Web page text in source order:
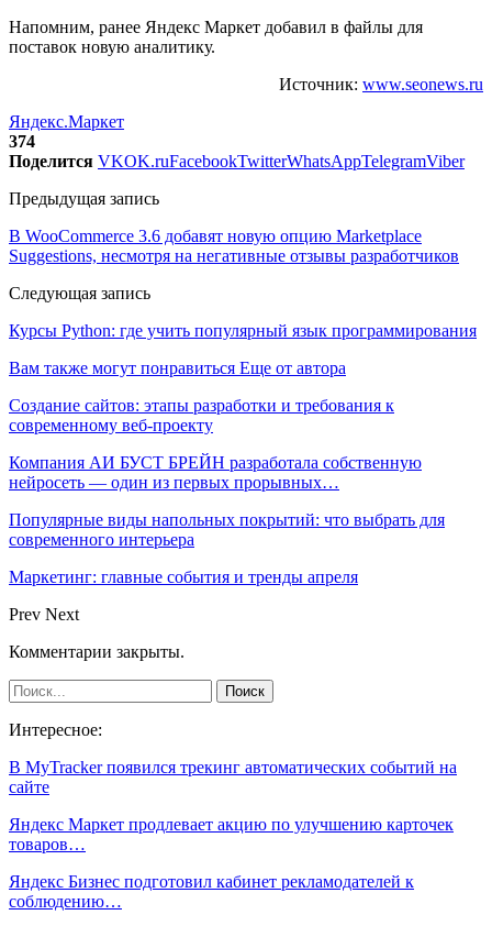
Напомним, ранее Яндекс Маркет добавил в файлы для
поставок новую аналитику.
Источник: www.seonews.ru
Яндекс.Маркет
374
Поделится VKOK.ruFacebookTwitterWhatsAppTelegramViber
Предыдущая запись
В WooCommerce 3.6 добавят новую опцию Marketplace
Suggestions, несмотря на негативные отзывы разработчиков
Следующая запись
Курсы Python: где учить популярный язык программирования
Вам также могут понравиться Еще от автора
Создание сайтов: этапы разработки и требования к
современному веб-проекту
Компания АИ БУСТ БРЕЙН разработала собственную
нейросеть — один из первых прорывных…
Популярные виды напольных покрытий: что выбрать для
современного интерьера
Маркетинг: главные события и тренды апреля
Prev Next
Комментарии закрыты.
Интересное:
В MyTracker появился трекинг автоматических событий на
сайте
Яндекс Маркет продлевает акцию по улучшению карточек
товаров…
Яндекс Бизнес подготовил кабинет рекламодателей к
соблюдению…